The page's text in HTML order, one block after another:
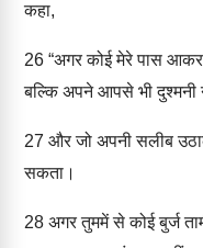
कहा,
26 “अगर कोई मेरे पास आकर
बल्कि अपने आपसे भी दुश्मनी
27 और जो अपनी सलीब
सकता।
28 अगर तुममें से कोई बुर्ज